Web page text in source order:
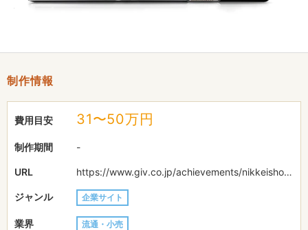
てしまうため、手書きの手を広げたイラストをファーストビュー
制作情報
費用目安 31〜50万円
制作期間 -
URL https://www.giv.co.jp/achievements/nikkeishokai/
ジャンル 企業サイト
業界 流通・小売